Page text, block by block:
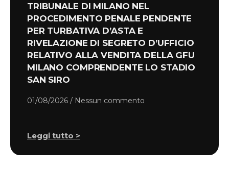
TRIBUNALE DI MILANO NEL
PROCEDIMENTO PENALE PENDENTE
PER TURBATIVA D’ASTA E
RIVELAZIONE DI SEGRETO D’UFFICIO
RELATIVO ALLA VENDITA DELLA GFU
MILANO COMPRENDENTE LO STADIO
SAN SIRO
01/08/2026 Nessun commento
Leggi tutto >